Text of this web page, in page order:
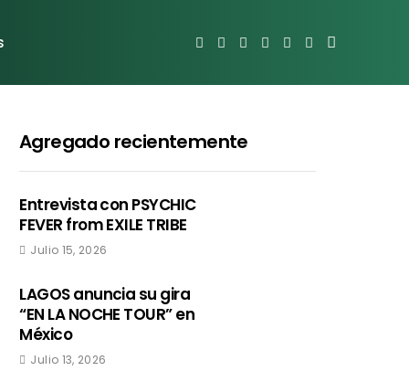
Agregado recientemente
Entrevista con PSYCHIC
FEVER from EXILE TRIBE
Julio 15, 2026
LAGOS anuncia su gira
“EN LA NOCHE TOUR” en
México
Julio 13, 2026